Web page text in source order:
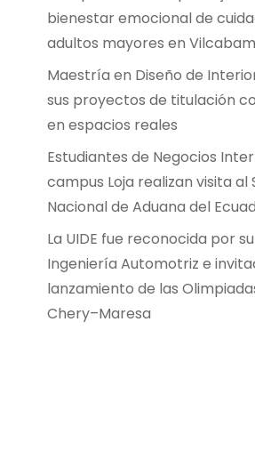
bienestar emocional de
adultos mayores en
Maestría en Diseño de
sus proyectos de titulación
en espacios reales
Estudiantes de Negocios
campus Loja realizan visita al
Nacional de Aduana del
La UIDE fue reconocida por
Ingeniería Automotriz e
lanzamiento de las
Chery–Maresa